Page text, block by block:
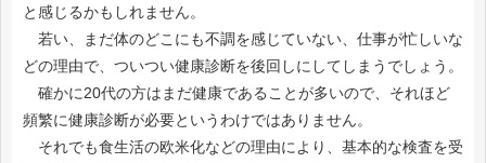
と感じるかもしれません。
若い、まだ体のどこにも不調を感じていない、仕事が忙しいな
どの理由で、ついつい健康診断を後回しにしてしまうでしょう。
確かに20代の方はまだ健康であることが多いので、それほど
頻繁に健康診断が必要というわけではありません。
それでも食生活の欧米化などの理由により、基本的な検査を受